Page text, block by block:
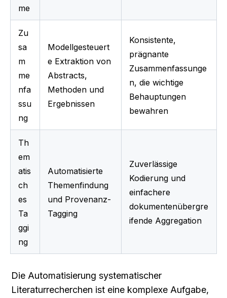
me
Zu
sa
m
me
nfa
ssu
ng
Modellgesteuert
e Extraktion von
Abstracts,
Methoden und
Ergebnissen
Konsistente,
prägnante
Zusammenfassunge
n, die wichtige
Behauptungen
bewahren
Th
em
atis
ch
es
Ta
ggi
ng
Automatisierte
Themenfindung
und Provenanz-
Tagging
Zuverlässige
Kodierung und
einfachere
dokumentenübergre
ifende Aggregation
Die Automatisierung systematischer
Literaturrecherchen ist eine komplexe Aufgabe,